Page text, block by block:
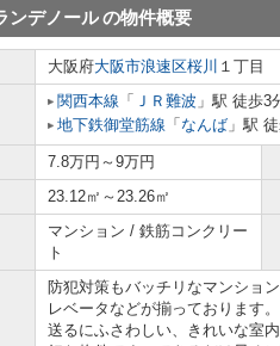
ンデノールの物件概要
大阪府大阪市浪速区桜川 １丁目
関西本線 「 ＪＲ難波 」駅 徒歩3
地下鉄御堂筋線 「 なんば 」駅
7.8万円～9万円
23.12㎡～23.26㎡
マンション / 鉄筋コンクリー
ト
防犯対策もバッチリなマンショ
レベータなどが揃っております
送るにふさわしい、きれいな室